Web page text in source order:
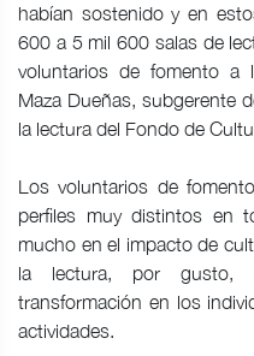
habían sostenido y en
600 a 5 mil 600 salas de
voluntarios de fomento a
Maza Dueñas, subgerente
la lectura del Fondo de
Los voluntarios de
perfiles muy distintos en
mucho en el impacto de
la lectura, por gusto,
transformación en los
actividades.